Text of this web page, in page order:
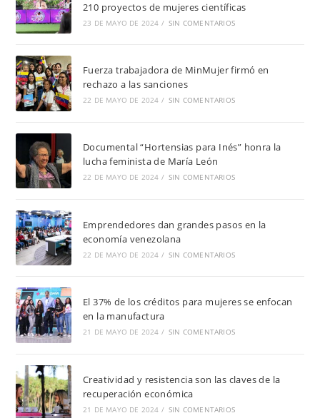
210 proyectos de mujeres científicas
23 DE MAYO DE 2024 / SIN COMENTARIOS
Fuerza trabajadora de MinMujer firmó en
rechazo a las sanciones
22 DE MAYO DE 2024 / SIN COMENTARIOS
Documental “Hortensias para Inés” honra la
lucha feminista de María León
22 DE MAYO DE 2024 / SIN COMENTARIOS
Emprendedores dan grandes pasos en la
economía venezolana
22 DE MAYO DE 2024 / SIN COMENTARIOS
El 37% de los créditos para mujeres se enfocan
en la manufactura
21 DE MAYO DE 2024 / SIN COMENTARIOS
Creatividad y resistencia son las claves de la
recuperación económica
21 DE MAYO DE 2024 / SIN COMENTARIOS